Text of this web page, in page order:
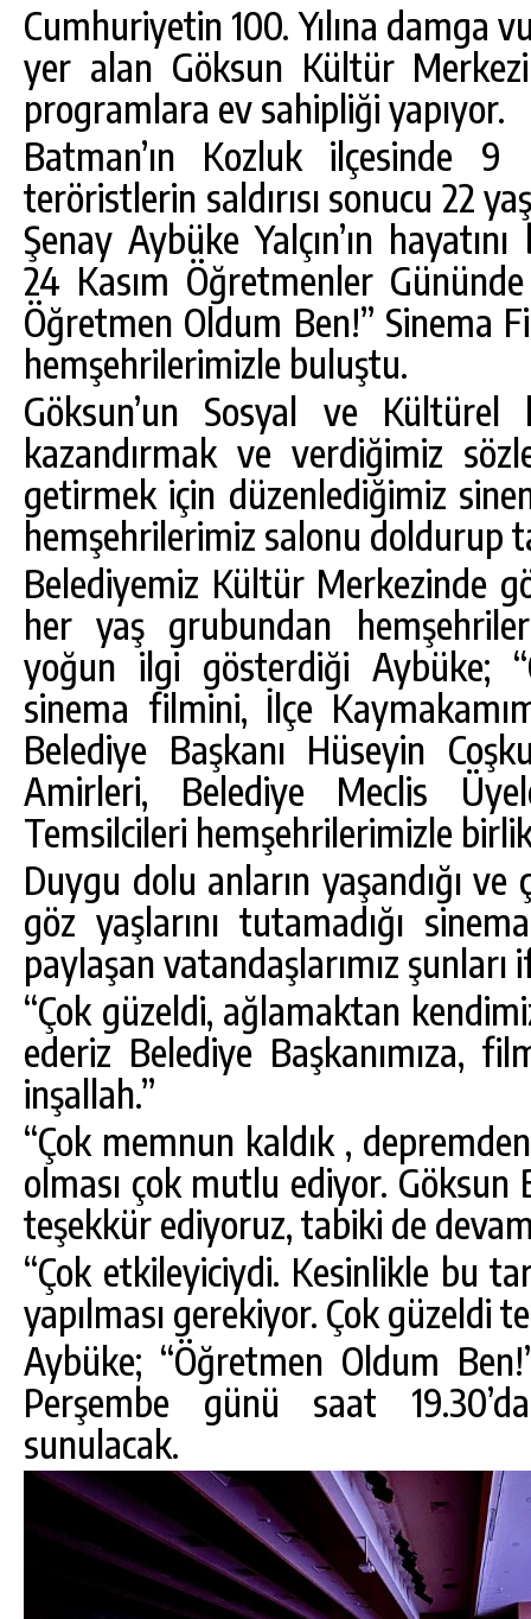
Cumhuriyetin 100. Yılına damga
yer alan Göksun Kültür
programlara ev sahipliği yapıyor.
Batman’ın Kozluk ilçesinde
teröristlerin saldırısı sonucu 22
Şenay Aybüke Yalçın’ın
24 Kasım Öğretmenler
Öğretmen Oldum Ben!” Sinema
hemşehrilerimizle buluştu.
Göksun’un Sosyal ve
kazandırmak ve verdiğimiz
getirmek için düzenlediğimiz
hemşehrilerimiz salonu doldurup
Belediyemiz Kültür Merkezinde
her yaş grubundan
yoğun ilgi gösterdiği Aybüke;
sinema filmini, İlçe
Belediye Başkanı Hüseyin
Amirleri, Belediye Meclis
Temsilcileri hemşehrilerimizle
Duygu dolu anların yaşandığı
göz yaşlarını tutamadığı
paylaşan vatandaşlarımız şunları
“Çok güzeldi, ağlamaktan
ederiz Belediye Başkanımıza,
inşallah.”
“Çok memnun kaldık ,
olması çok mutlu ediyor. Göksun
teşekkür ediyoruz, tabiki de
“Çok etkileyiciydi. Kesinlikle bu
yapılması gerekiyor. Çok güzeldi
Aybüke; “Öğretmen Oldum
Perşembe günü saat
sunulacak.
GÜNLÜK HABER AKIŞI
GÖKSUN HAFIZLIK KIZ KUR’AN KURSU
ÖĞRENCILERINE DARENDE GEZISI.